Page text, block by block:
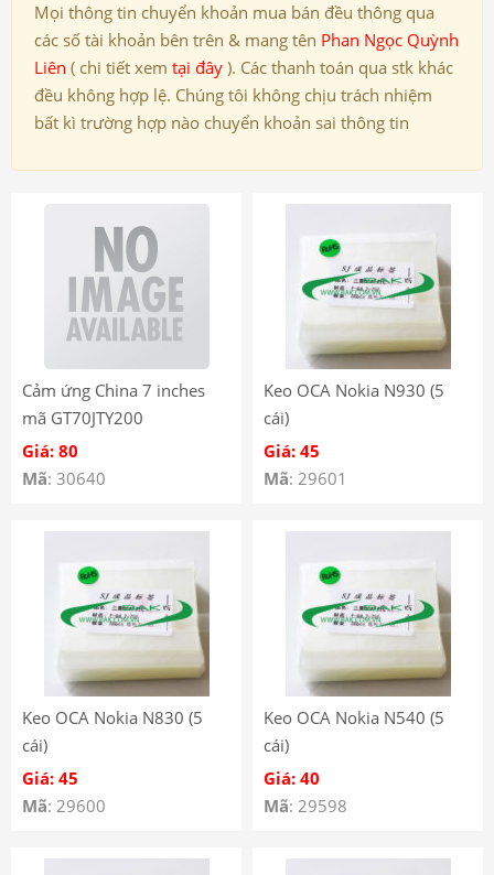
Mọi thông tin chuyển khoản mua bán đều thông qua
các số tài khoản bên trên & mang tên Phan Ngọc Quỳnh
Liên ( chi tiết xem tại đây ). Các thanh toán qua stk khác
đều không hợp lệ. Chúng tôi không chịu trách nhiệm
bất kì trường hợp nào chuyển khoản sai thông tin
Cảm ứng China 7 inches
mã GT70JTY200
Giá: 80
Mã: 30640
Keo OCA Nokia N930 (5
cái)
Giá: 45
Mã: 29601
Keo OCA Nokia N830 (5
cái)
Giá: 45
Mã: 29600
Keo OCA Nokia N540 (5
cái)
Giá: 40
Mã: 29598